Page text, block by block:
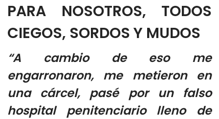
PARA NOSOTROS, TODOS
CIEGOS, SORDOS Y MUDOS
“A cambio de eso me
engarronaron, me metieron en
una cárcel, pasé por un falso
hospital penitenciario lleno de